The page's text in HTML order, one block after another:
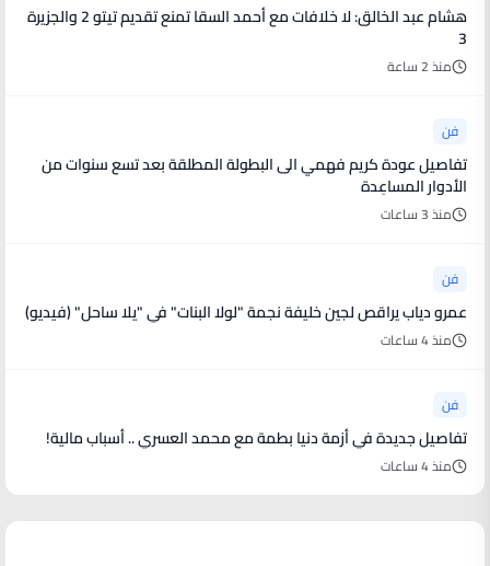
هشام عبد الخالق: لا خلافات مع أحمد السقا تمنع تقديم تيتو 2 والجزيرة
3
منذ 2 ساعة
فن
تفاصيل عودة كريم فهمي الى البطولة المطلقة بعد تسع سنوات من
الأدوار المساعِدة
منذ 3 ساعات
فن
عمرو دياب يراقص لجين خليفة نجمة "لولا البنات" في "يلا ساحل" (فيديو)
منذ 4 ساعات
فن
تفاصيل جديدة في أزمة دنيا بطمة مع محمد العسري .. أسباب مالية!
منذ 4 ساعات